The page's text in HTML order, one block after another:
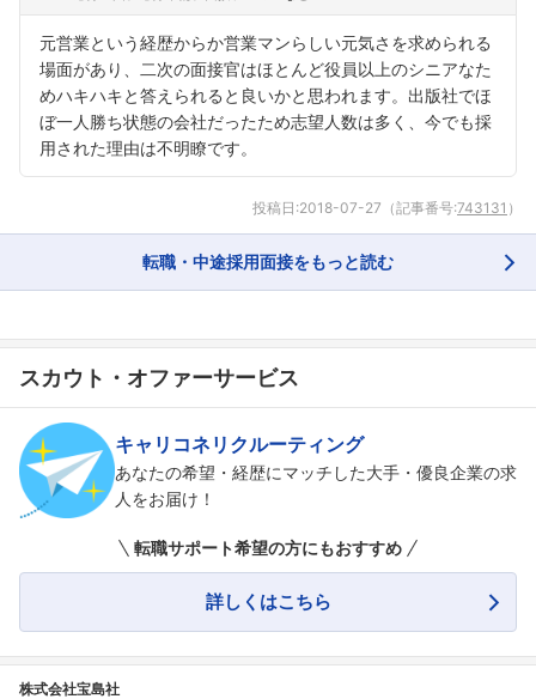
フォローしました
こちらの企業もフォローしませんか？
元営業という経歴からか営業マンらしい元気さを求められる
場面があり、二次の面接官はほとんど役員以上のシニアなた
めハキハキと答えられると良いかと思われます。出版社でほ
ぼ一人勝ち状態の会社だったため志望人数は多く、今でも採
用された理由は不明瞭です。
投稿日:2018-07-27 （記事番号:743131 ）
転職・中途採用面接をもっと読む
スカウト・オファーサービス
キャリコネリクルーティング
あなたの希望・経歴にマッチした大手・優良企業の求
人をお届け！
転職サポート希望の方にもおすすめ
詳しくはこちら
株式会社宝島社